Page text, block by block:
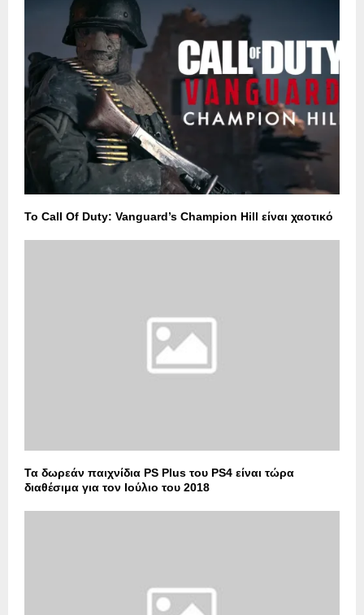
Το Call Of Duty: Vanguard’s Champion Hill είναι χαοτικό
Τα δωρεάν παιχνίδια PS Plus του PS4 είναι τώρα
διαθέσιμα για τον Ιούλιο του 2018